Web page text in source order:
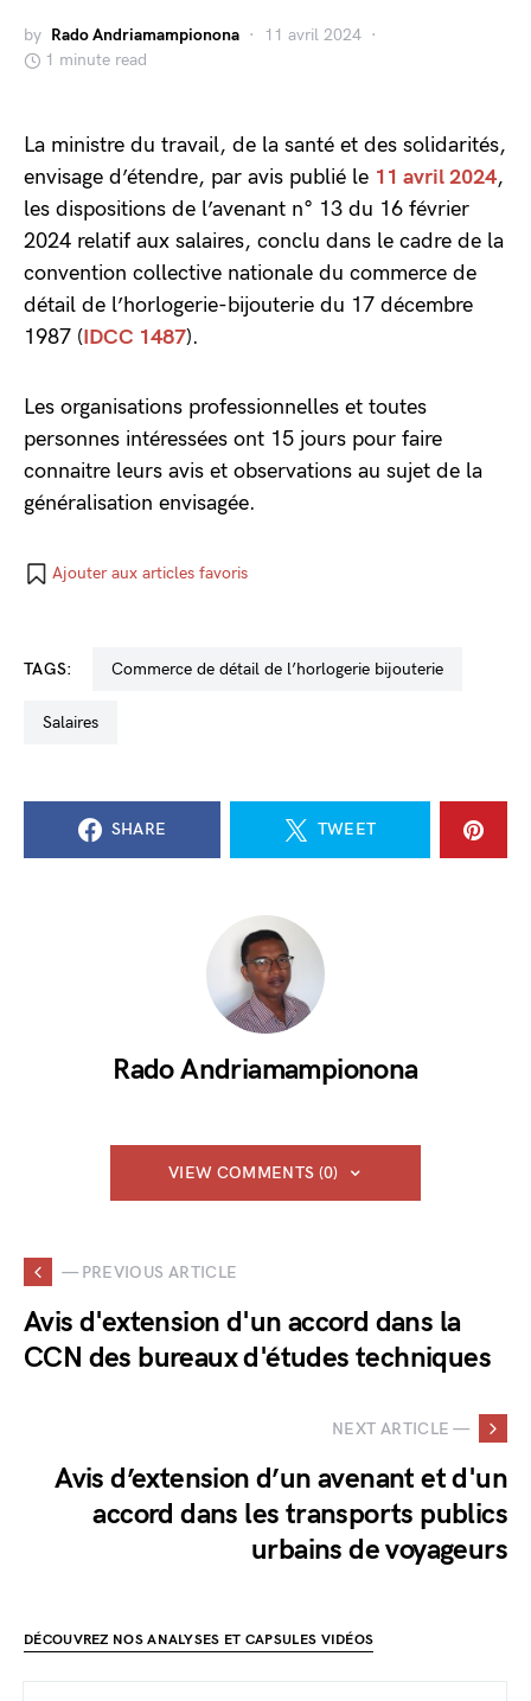
by Rado Andriamampionona
11 avril 2024
1 minute read
La ministre du travail, de la santé et des solidarités,
envisage d’étendre, par avis publié le 11 avril 2024,
les dispositions de l’avenant n° 13 du 16 février
2024 relatif aux salaires, conclu dans le cadre de la
convention collective nationale du commerce de
détail de l’horlogerie-bijouterie du 17 décembre
1987 (IDCC 1487).
Les organisations professionnelles et toutes
personnes intéressées ont 15 jours pour faire
connaitre leurs avis et observations au sujet de la
généralisation envisagée.
Ajouter aux articles favoris
TAGS: commerce de détail de l’horlogerie bijouterie
salaires
SHARE TWEET
Rado Andriamampionona
VIEW COMMENTS (0)
— PREVIOUS ARTICLE
Avis d'extension d'un accord dans la
CCN des bureaux d'études techniques
NEXT ARTICLE —
Avis d’extension d’un avenant et d'un
accord dans les transports publics
urbains de voyageurs
DÉCOUVREZ NOS ANALYSES ET CAPSULES VIDÉOS